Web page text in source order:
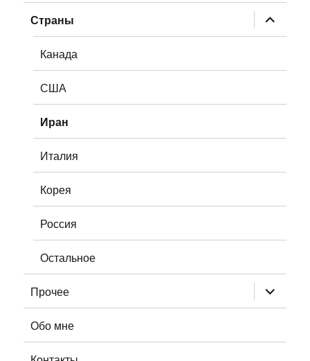
Страны дочернее
меню
Канада
США
Иран
Италия
Корея
Россия
Остальное
Прочее дочернее
меню
Обо мне